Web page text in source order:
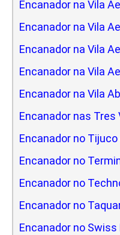
Encanador na Vila
Encanador na Vila
Encanador na Vila
Encanador na Vila
Encanador na Vila
Encanador nas Tres
Encanador no
Encanador no
Encanador no
Encanador no
Encanador no Swiss